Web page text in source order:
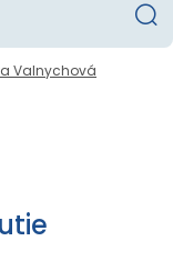
Valnychová